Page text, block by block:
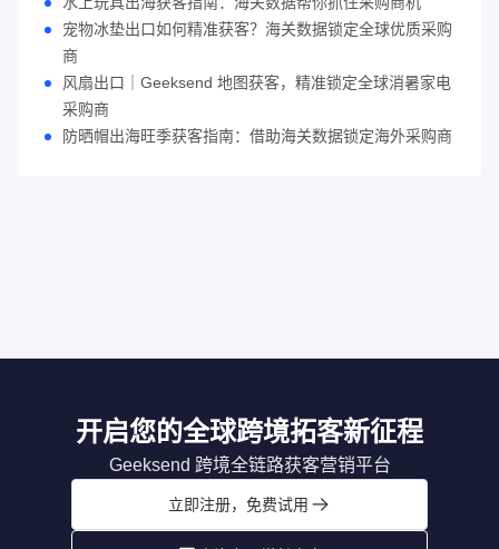
宠物冰垫出口如何精准获客？海关数据锁定全球优质采购
商
风扇出口｜Geeksend 地图获客，精准锁定全球消暑家电
采购商
防晒帽出海旺季获客指南：借助海关数据锁定海外采购商
开启您的全球跨境拓客新征程
Geeksend 跨境全链路获客营销平台
立即注册，免费试用